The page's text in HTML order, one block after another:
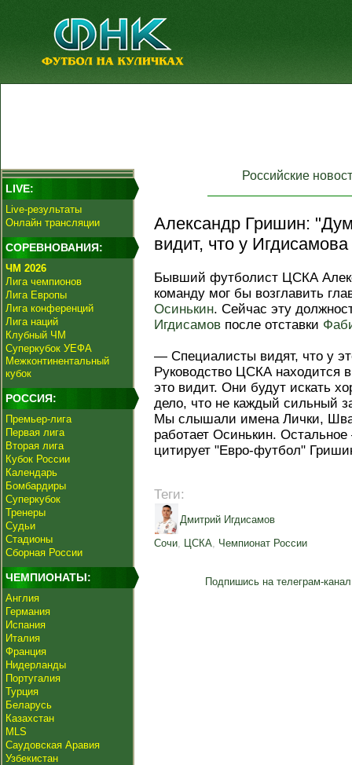
LIVE:
Live-результаты
Онлайн трансляции
СОРЕВНОВАНИЯ:
ЧМ 2026
Лига чемпионов
Лига Европы
Лига конференций
Лига наций
Клубный ЧМ
Суперкубок УЕФА
Межконтинентальный
кубок
РОССИЯ:
Премьер-лига
Первая лига
Вторая лига
Кубок России
Календарь
Бомбардиры
Суперкубок
Тренеры
Судьи
Стадионы
Сборная России
ЧЕМПИОНАТЫ:
Англия
Германия
Испания
Италия
Франция
Нидерланды
Португалия
Турция
Беларусь
Казахстан
MLS
Саудовская Аравия
Узбекистан
Российские
Александр Гришин:
видит, что у
Бывший футболист ЦСКА
команду мог бы возглавить
Осинькин. Сейчас эту
Игдисамов после отставки
— Специалисты видят, что у
Руководство ЦСКА находится
это видит. Они будут искать
дело, что не каждый сильный
Мы слышали имена Лички,
работает Осинькин.
цитирует "Евро-футбол"
Теги:
Дмитрий Игдисамов
Сочи, ЦСКА, Чемпионат России
Подпишись на телеграм-